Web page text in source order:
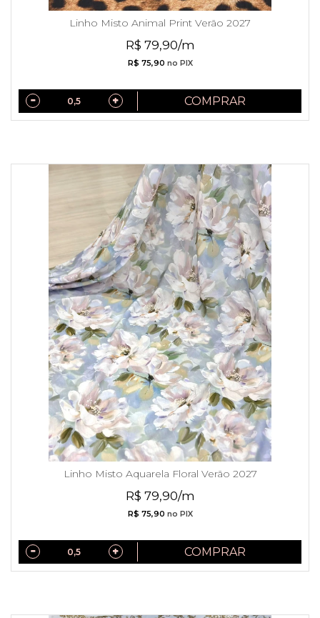
Linho Misto Animal Print Verão 2027
R$ 79,90/m
R$ 75,90 no PIX
COMPRAR
Linho Misto Aquarela Floral Verão 2027
R$ 79,90/m
R$ 75,90 no PIX
COMPRAR